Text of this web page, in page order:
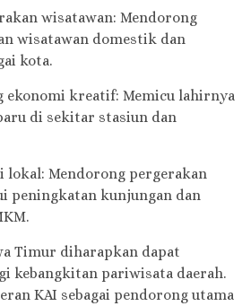
wisatawan: Mendorong
wisatawan domestik dan
kota.
ekonomi kreatif: Memicu lahirnya
di sekitar stasiun dan
lokal: Mendorong pergerakan
peningkatan kunjungan dan
Timur diharapkan dapat
kebangkitan pariwisata daerah.
KAI sebagai pendorong utama